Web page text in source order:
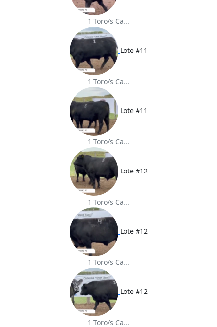
1 Toro/s Ca...
Lote #11
1 Toro/s Ca...
Lote #11
1 Toro/s Ca...
Lote #12
1 Toro/s Ca...
Lote #12
1 Toro/s Ca...
Lote #12
1 Toro/s Ca...